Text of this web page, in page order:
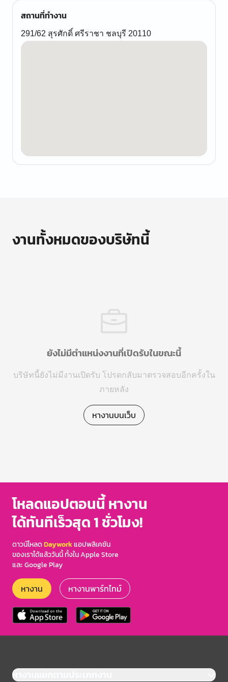
สถานที่ทำงาน
291/62 สุรศักดิ์ ศรีราชา ชลบุรี 20110
งานทั้งหมดของบริษัทนี้
ยังไม่มีตำแหน่งงานที่เปิดรับในขณะนี้
บริษัทนี้ยังไม่มีงานเปิดรับ โปรดกลับมาตรวจสอบอีกครั้งใน
ภายหลัง
หางานบนเว็บ
โหลดแอปตอนนี้ หางาน
ได้ทันทีเร็วสุด 1 ชั่วโมง!
ดาวน์โหลดDayworkแอปพลิเคชัน
ของเราได้แล้ววันนี้ ทั้งใน Apple Store
และ Google Play
หางาน หางานพาร์ทไทม์
หางานแยกตามประเภทงาน